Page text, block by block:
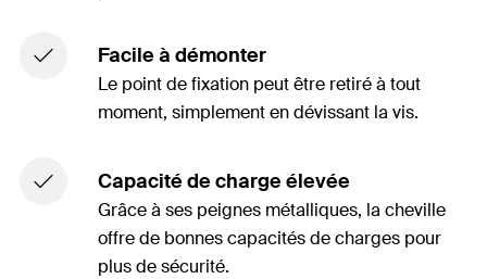
Facile à démonter
Le point de fixation peut être retiré à tout
moment, simplement en dévissant la vis.
Capacité de charge élevée
Grâce à ses peignes métalliques, la cheville
offre de bonnes capacités de charges pour
plus de sécurité.